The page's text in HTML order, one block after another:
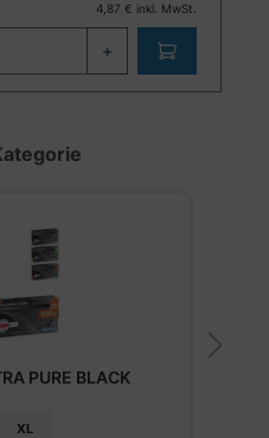
4,87 € inkl. MwSt.
+
PURE BLACK
XL